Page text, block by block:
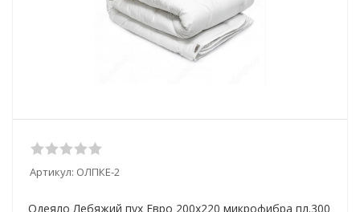
Артикул: ОЛПКЕ-2
Одеяло Лебяжий пух Евро 200х220 микрофибра пл.300